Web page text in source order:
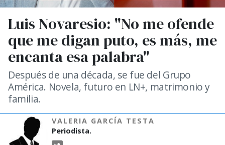
Luis Novaresio: "No me ofende
que me digan puto, es más, me
encanta esa palabra"
Después de una década, se fue del Grupo
América. Novela, futuro en LN+, matrimonio y
familia.
VALERIA GARCÍA TESTA
Periodista.